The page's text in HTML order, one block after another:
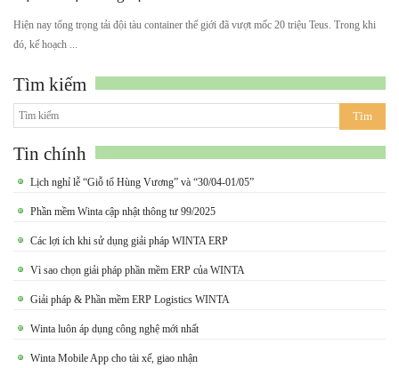
Hiện nay tổng trọng tải đội tàu container thế giới đã vượt mốc 20 triệu Teus. Trong khi
đó, kế hoạch ...
Tìm kiếm
Tin chính
Lịch nghỉ lễ “Giỗ tổ Hùng Vương” và “30/04-01/05”
Phần mềm Winta cập nhật thông tư 99/2025
Các lợi ích khi sử dụng giải pháp WINTA ERP
Vì sao chọn giải pháp phần mềm ERP của WINTA
Giải pháp & Phần mềm ERP Logistics WINTA
Winta luôn áp dụng công nghệ mới nhất
Winta Mobile App cho tài xế, giao nhận